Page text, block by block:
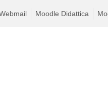
Moodle Didattica